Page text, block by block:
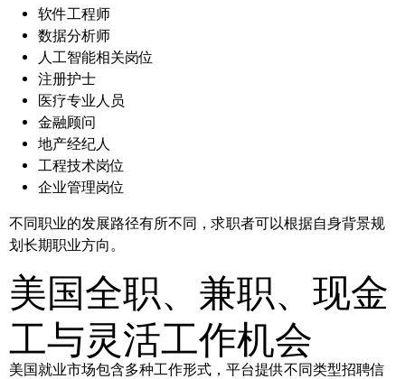
软件工程师
数据分析师
人工智能相关岗位
注册护士
医疗专业人员
金融顾问
地产经纪人
工程技术岗位
企业管理岗位
不同职业的发展路径有所不同，求职者可以根据自身背景规
划长期职业方向。
美国全职、兼职、现金
工与灵活工作机会
美国就业市场包含多种工作形式，平台提供不同类型招聘信